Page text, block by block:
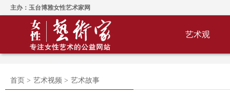
主办：玉台博雅女性艺术家网
艺术观
首页 > 艺术视频 > 艺术故事